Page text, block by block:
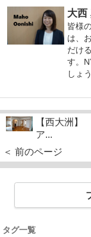
大西
皆様
は、
だけ
す。
しょ
【西大洲
ア...
＜ 前のページ
タグ一覧